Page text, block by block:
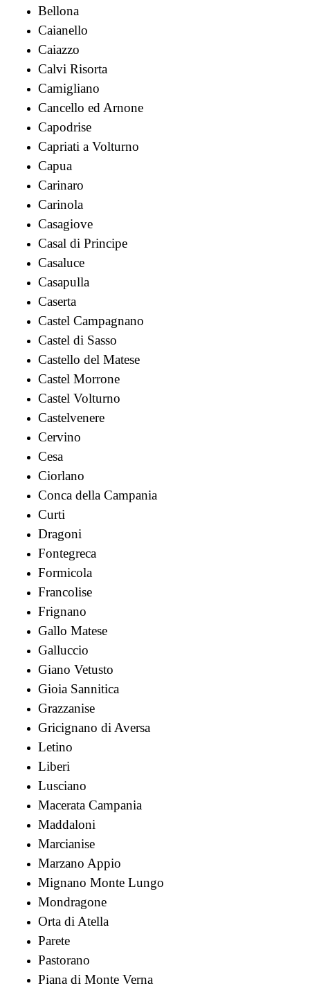
Bellona
Caianello
Caiazzo
Calvi Risorta
Camigliano
Cancello ed Arnone
Capodrise
Capriati a Volturno
Capua
Carinaro
Carinola
Casagiove
Casal di Principe
Casaluce
Casapulla
Caserta
Castel Campagnano
Castel di Sasso
Castello del Matese
Castel Morrone
Castel Volturno
Castelvenere
Cervino
Cesa
Ciorlano
Conca della Campania
Curti
Dragoni
Fontegreca
Formicola
Francolise
Frignano
Gallo Matese
Galluccio
Giano Vetusto
Gioia Sannitica
Grazzanise
Gricignano di Aversa
Letino
Liberi
Lusciano
Macerata Campania
Maddaloni
Marcianise
Marzano Appio
Mignano Monte Lungo
Mondragone
Orta di Atella
Parete
Pastorano
Piana di Monte Verna